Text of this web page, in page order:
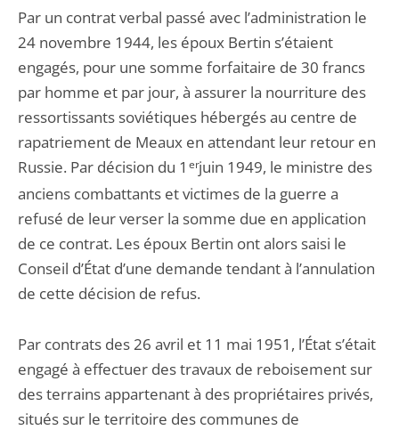
Par un contrat verbal passé avec l’administration le
24 novembre 1944, les époux Bertin s’étaient
engagés, pour une somme forfaitaire de 30 francs
par homme et par jour, à assurer la nourriture des
ressortissants soviétiques hébergés au centre de
rapatriement de Meaux en attendant leur retour en
Russie. Par décision du 1 erjuin 1949, le ministre des
anciens combattants et victimes de la guerre a
refusé de leur verser la somme due en application
de ce contrat. Les époux Bertin ont alors saisi le
Conseil d’État d’une demande tendant à l’annulation
de cette décision de refus.
Par contrats des 26 avril et 11 mai 1951, l’État s’était
engagé à effectuer des travaux de reboisement sur
des terrains appartenant à des propriétaires privés,
situés sur le territoire des communes de